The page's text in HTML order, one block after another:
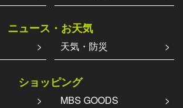
ニュース・お天気
天気・防災
ショッピング
MBS GOODS